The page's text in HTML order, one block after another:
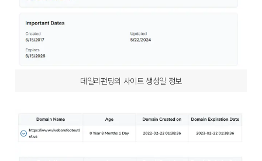
데일리펀딩의 사이트 생성일 정보